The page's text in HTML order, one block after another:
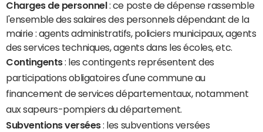
Charges de personnel : ce poste de dépense rassemble
l'ensemble des salaires des personnels dépendant de la
mairie : agents administratifs, policiers municipaux, agents
des services techniques, agents dans les écoles, etc.
Contingents: les contingents représentent des
participations obligatoires d'une commune au
financement de services départementaux, notamment
aux sapeurs-pompiers du département.
Subventions versées: les subventions versées